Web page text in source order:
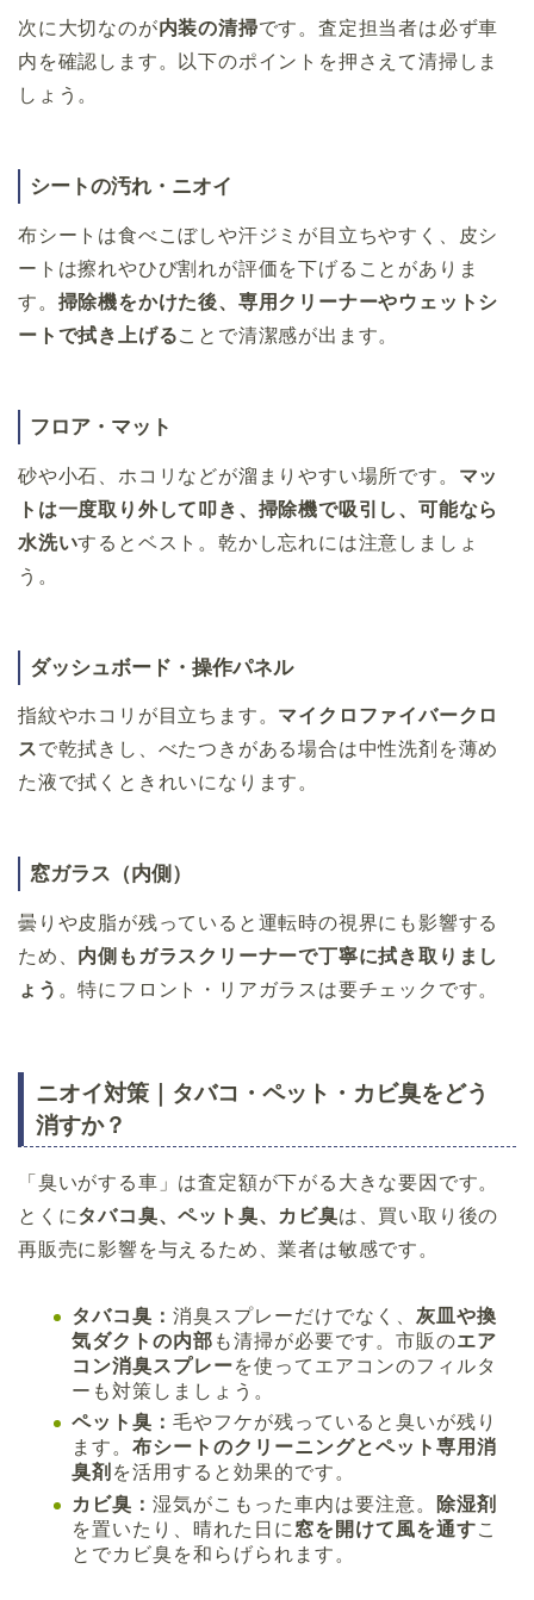
次に大切なのが内装の清掃です。査定担当者は必ず車
内を確認します。以下のポイントを押さえて清掃しま
しょう。
シートの汚れ・ニオイ
布シートは食べこぼしや汗ジミが目立ちやすく、皮シ
ートは擦れやひび割れが評価を下げることがありま
す。 掃除機をかけた後、専用クリーナーやウェットシ
ートで拭き上げることで清潔感が出ます。
フロア・マット
砂や小石、ホコリなどが溜まりやすい場所です。 マッ
トは一度取り外して叩き、掃除機で吸引し、可能なら
水洗いするとベスト。乾かし忘れには注意しましょ
う。
ダッシュボード・操作パネル
指紋やホコリが目立ちます。 マイクロファイバークロ
スで乾拭きし、べたつきがある場合は中性洗剤を薄め
た液で拭くときれいになります。
窓ガラス（内側）
曇りや皮脂が残っていると運転時の視界にも影響する
ため、 内側もガラスクリーナーで丁寧に拭き取りまし
ょう 。特にフロント・リアガラスは要チェックです。
ニオイ対策｜タバコ・ペット・カビ臭をどう
消すか？
「臭いがする車」は査定額が下がる大きな要因です。
とくにタバコ臭、ペット臭、カビ臭は、買い取り後の
再販売に影響を与えるため、業者は敏感です。
タバコ臭： 消臭スプレーだけでなく、 灰皿や換
気ダクトの内部 も清掃が必要です。市販のエア
コン消臭スプレーを使ってエアコンのフィルタ
ーも対策しましょう。
ペット臭： 毛やフケが残っていると臭いが残り
ます。 布シートのクリーニングとペット専用消
臭剤 を活用すると効果的です。
カビ臭： 湿気がこもった車内は要注意。
除湿剤
を置いたり、晴れた日に 窓を開けて風を通すこ
とでカビ臭を和らげられます。